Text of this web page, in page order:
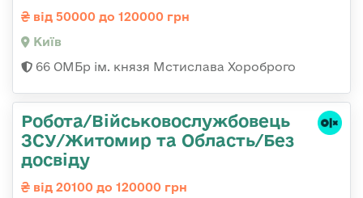
від 50000 до 120000 грн
Київ
66 ОМБр ім. князя Мстислава Хороброго
Робота/Військовослужбовець
ЗСУ/Житомир та Область/Без
досвіду
від 20100 до 120000 грн